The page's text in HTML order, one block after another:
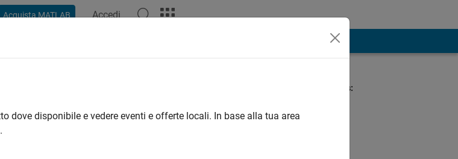
Acquista MATLAB Accedi
Spoken Languages:
dove disponibile e vedere eventi e offerte locali. In base alla tua area
.